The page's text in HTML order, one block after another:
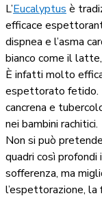
L’Eucalyptus è
efficace
dispnea e l’asma
bianco come il
È infatti molto
espettorato fetido.
cancrena e
nei bambini rachitici.
Non si può
quadri così profondi
sofferenza, ma
l’espettorazione,